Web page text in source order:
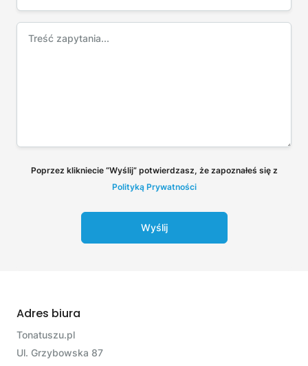
Poprzez klikniecie “Wyślij” potwierdzasz, że zapoznałeś się z
Polityką Prywatności
Wyślij
Adres biura
Tonatuszu.pl
Ul. Grzybowska 87